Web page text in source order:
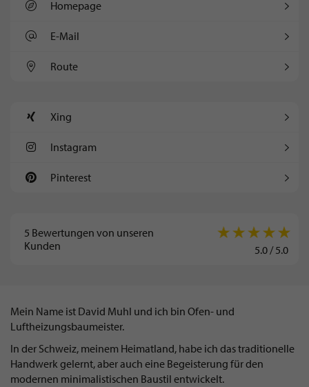
Homepage
E-Mail
Route
Xing
Instagram
Pinterest
5 Bewertungen von unseren
Kunden
5.0/5.0
Mein Name ist David Muhl und ich bin Ofen- und
Luftheizungsbaumeister.
In der Schweiz, meinem Heimatland, habe ich das traditionelle
Handwerk gelernt, aber auch eine Begeisterung für den
modernen minimalistischen Baustil entwickelt.